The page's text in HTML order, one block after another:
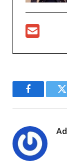
Facebook